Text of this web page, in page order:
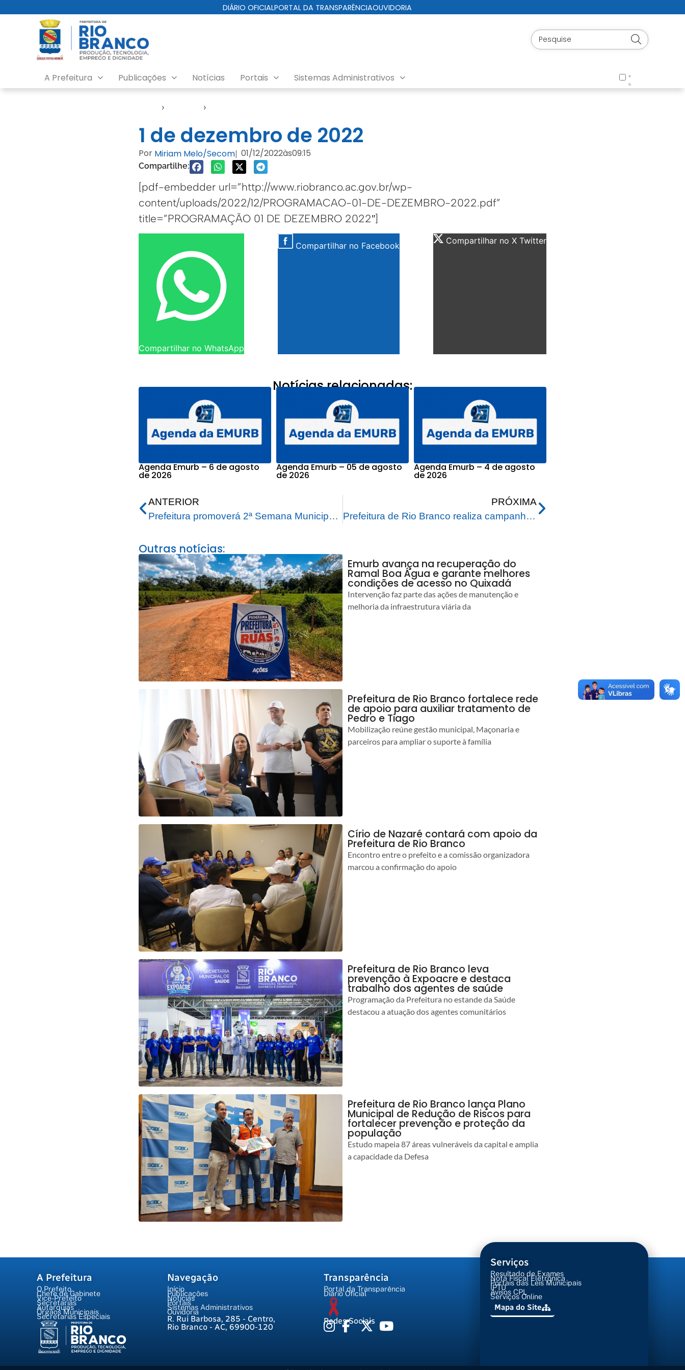
DIÁRIO OFICIALPORTAL DA TRANSPARÊNCIAOUVIDORIA
A Prefeitura Publicações Notícias Portais Sistemas Administrativos
› ›
1 de dezembro de 2022
Por Miriam Melo/Secom| 01/12/2022às09:15
Compartilhe:
[pdf-embedder url=”http://www.riobranco.ac.gov.br/wp-
content/uploads/2022/12/PROGRAMACAO-01-DE-DEZEMBRO-2022.pdf”
title=”PROGRAMAÇÃO 01 DE DEZEMBRO 2022″]
Compartilhar no WhatsApp
Compartilhar no Facebook Compartilhar no X Twitter
Notícias relacionadas:
Agenda Emurb – 6 de agosto
de 2026
Agenda Emurb – 05 de agosto
de 2026
Agenda Emurb – 4 de agosto
de 2026
ANTERIOR
Prefeitura promoverá 2ª Semana Municipal de Artes Marciais
PRÓXIMA
Prefeitura de Rio Branco realiza campanha pelo Dia Mundial de Combate à AIDS
Outras notícias:
Emurb avança na recuperação do
Ramal Boa Água e garante melhores
condições de acesso no Quixadá
Intervenção faz parte das ações de manutenção e
melhoria da infraestrutura viária da
Prefeitura de Rio Branco fortalece rede
de apoio para auxiliar tratamento de
Pedro e Tiago
Mobilização reúne gestão municipal, Maçonaria e
parceiros para ampliar o suporte à família
Círio de Nazaré contará com apoio da
Prefeitura de Rio Branco
Encontro entre o prefeito e a comissão organizadora
marcou a confirmação do apoio
Prefeitura de Rio Branco leva
prevenção à Expoacre e destaca
trabalho dos agentes de saúde
Programação da Prefeitura no estande da Saúde
destacou a atuação dos agentes comunitários
Prefeitura de Rio Branco lança Plano
Municipal de Redução de Riscos para
fortalecer prevenção e proteção da
população
Estudo mapeia 87 áreas vulneráveis da capital e amplia
a capacidade da Defesa
A Prefeitura
O Prefeito
Chefe de Gabinete
Vice-Prefeito
Secretarias
Autarquias
Órgãos Municipais
Secretarias Especiais
Navegação
Início
Publicações
Notícias
Portais
Sistemas Administrativos
Ouvidoria
R. Rui Barbosa, 285 - Centro,
Rio Branco - AC, 69900-120
Transparência
Portal da Transparência
Diário Oficial
Redes Sociais
Serviços
Resultado de Exames
Nota Fiscal Eletrônica
Portais das Leis Municipais
IPTU
Avisos CPL
Serviços Online
Mapa do Site